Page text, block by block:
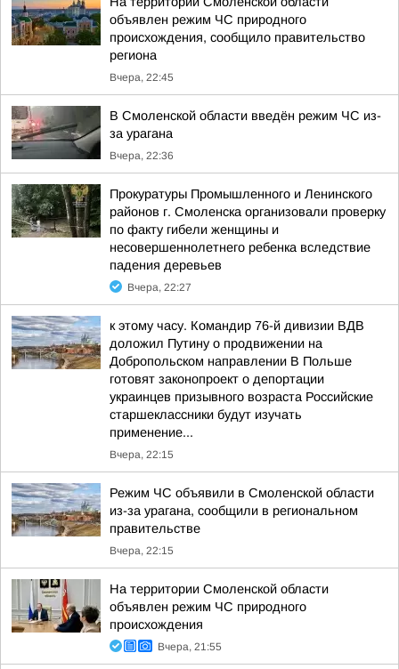
объявлен режим ЧС природного
происхождения, сообщило правительство
региона
Вчера, 22:45
В Смоленской области введён режим ЧС из-
за урагана
Вчера, 22:36
Прокуратуры Промышленного и Ленинского
районов г. Смоленска организовали проверку
по факту гибели женщины и
несовершеннолетнего ребенка вследствие
падения деревьев
Вчера, 22:27
к этому часу. Командир 76-й дивизии ВДВ
доложил Путину о продвижении на
Добропольском направлении В Польше
готовят законопроект о депортации
украинцев призывного возраста Российские
старшеклассники будут изучать
применение...
Вчера, 22:15
Режим ЧС объявили в Смоленской области
из-за урагана, сообщили в региональном
правительстве
Вчера, 22:15
На территории Смоленской области
объявлен режим ЧС природного
происхождения
Вчера, 21:55